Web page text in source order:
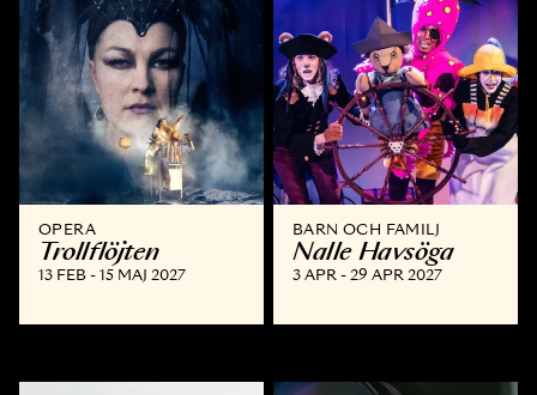
OPERA
Trollflöjten
13 FEB - 15 MAJ 2027
BARN OCH FAMILJ
Nalle Havsöga
3 APR - 29 APR 2027